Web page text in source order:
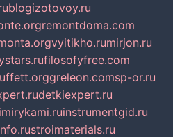
blogizotovoy.ru
remontdoma.com
vyitikho.rumirjon.ru
filosofyfree.com
greleon.comsp-or.ru
detkiexpert.ru
instrumentgid.ru
stroimaterials.ru